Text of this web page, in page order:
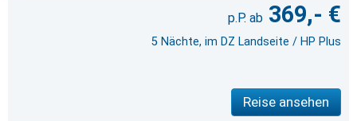
369,- €
5 Nächte, im DZ Landseite / HP Plus
Reise ansehen